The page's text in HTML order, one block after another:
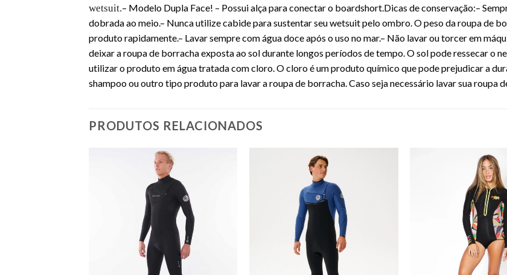
wetsuit.– Modelo Dupla Face! – Possui alça para conectar o boardshort.Dicas de conservação:–
dobrada ao meio.– Nunca utilize cabide para sustentar seu wetsuit pelo ombro. O peso da roupa de
produto rapidamente.– Lavar sempre com água doce após o uso no mar.– Não lavar ou torcer em
deixar a roupa de borracha exposta ao sol durante longos períodos de tempo. O sol pode ressecar o
utilizar o produto em água tratada com cloro. O cloro é um produto químico que pode prejudicar a
shampoo ou outro tipo produto para lavar a roupa de borracha. Caso seja necessário lavar sua roupa
PRODUTOS RELACIONADOS